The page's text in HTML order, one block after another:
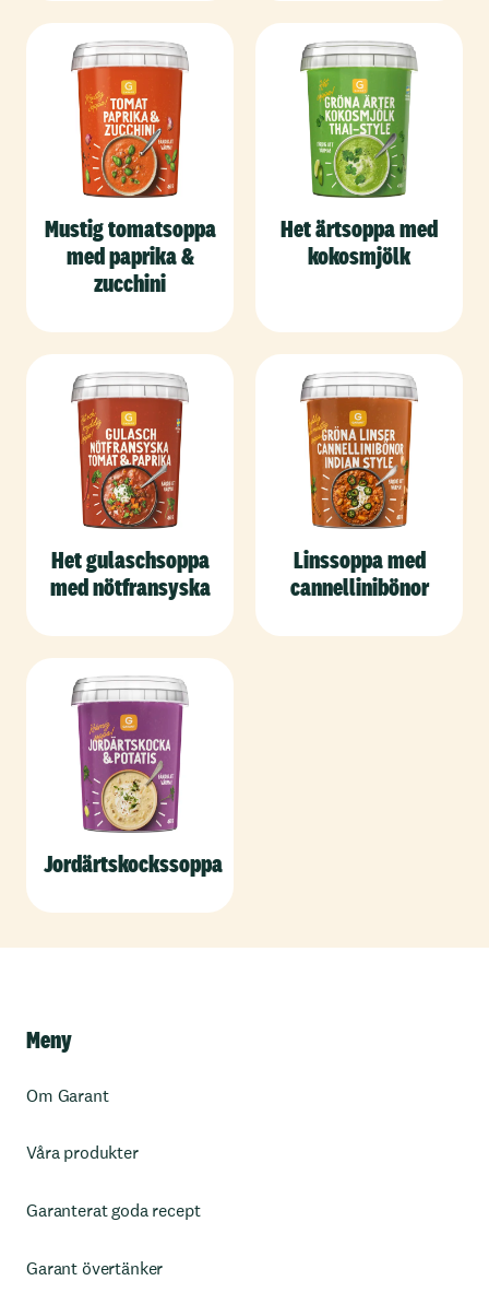
Mustig tomatsoppa
med paprika &
zucchini
Het ärtsoppa med
kokosmjölk
Het gulaschsoppa
med nötfransyska
Linssoppa med
cannellinibönor
Jordärtskockssoppa
Meny
Om Garant
Våra produkter
Garanterat goda recept
Garant övertänker